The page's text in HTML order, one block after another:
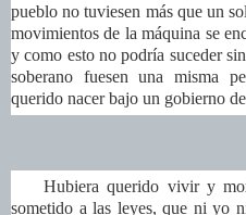
pueblo no tuviesen más que un
movimientos de la máquina se
y como esto no podría suceder
soberano fuesen una misma
querido nacer bajo un gobierno
Hubiera querido vivir y
sometido a las leyes, que ni yo